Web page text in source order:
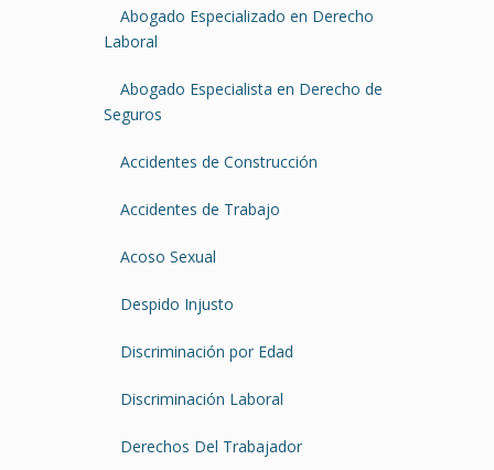
Abogado Especializado en Derecho
Laboral
Abogado Especialista en Derecho de
Seguros
Accidentes de Construcción
Accidentes de Trabajo
Acoso Sexual
Despido Injusto
Discriminación por Edad
Discriminación Laboral
Derechos Del Trabajador